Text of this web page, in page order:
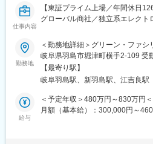
るため、意見やアイデアを発揮
・競合他社も少ない業界のため、
変更の範囲：会社の定める業務
販売を手掛けており、業界トップ
立競技場の建設足場にも選定され
在ですが、ほとんどの建設に不可
商品です。
・一般的な足場は組むのに特殊な
製造する楔形緊結足場は組むのが
■当社の魅力：
仕事内容
【東証プライム上場／年間休日
グローバル商社／独立系エレクト
同社の扱うUPS(無停電電源装置
をご担当いただきます。UPSは、
する装置です。
■詳細：
装置の導入、設置、停電した際に
メンテナンスを担当いただきます
案件ごとに設置から定期メンテナ
勤務地
＜勤務地詳細＞グリーン・ファ
岐阜県羽島市堀津町横手2-109 受
の範囲：会社の定める事業所（リ
【最寄り駅】
岐阜羽島駅、新羽島駅、江吉良駅
給与
＜予定年収＞480万円～830万円
月額（基本給）：300,000円～